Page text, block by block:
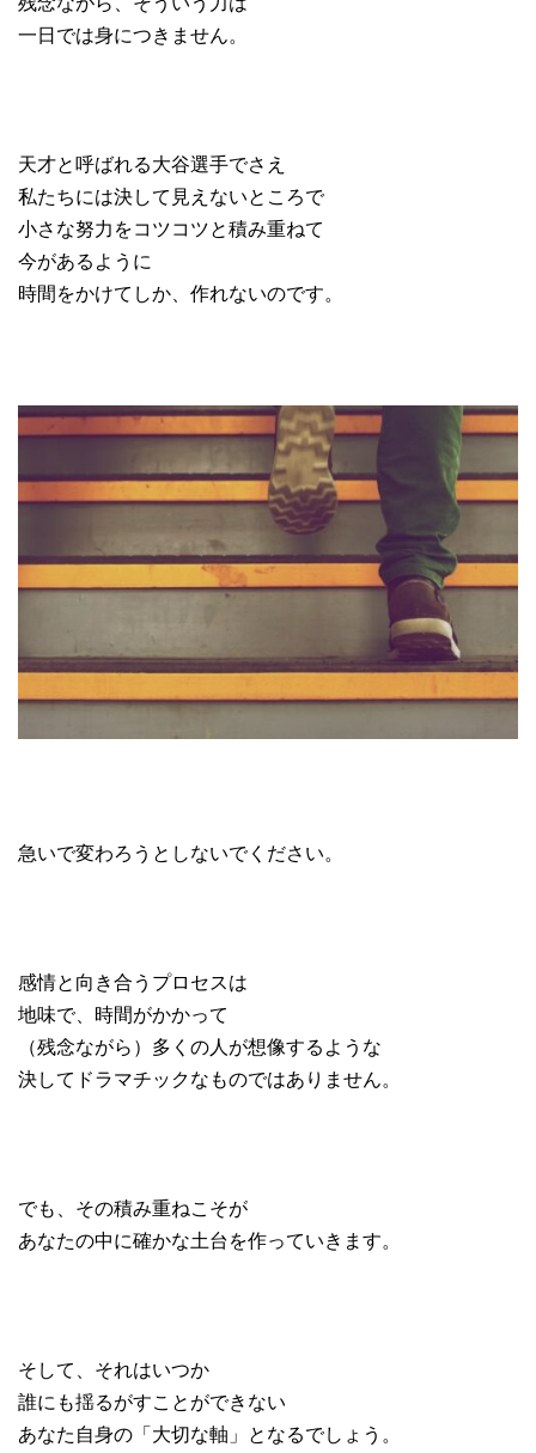
一日では身につきません。
天才と呼ばれる大谷選手でさえ
私たちには決して見えないところで
小さな努力をコツコツと積み重ねて
今があるように
時間をかけてしか、作れないのです。
急いで変わろうとしないでください。
感情と向き合うプロセスは
地味で、時間がかかって
（残念ながら）多くの人が想像するような
決してドラマチックなものではありません。
でも、その積み重ねこそが
あなたの中に確かな土台を作っていきます。
そして、それはいつか
誰にも揺るがすことができない
あなた自身の「大切な軸」となるでしょう。